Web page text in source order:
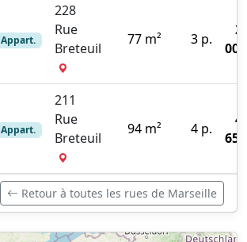
Appart.
228
Rue
Breteuil
77 m² 3 p.
Appart.
211
Rue
Breteuil
94 m² 4 p.
Retour à toutes les rues de Marseille